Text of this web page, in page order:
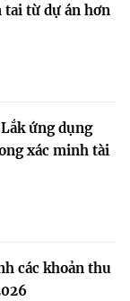
từ dự án hơn
ứng dụng
xác minh tài
các khoản thu